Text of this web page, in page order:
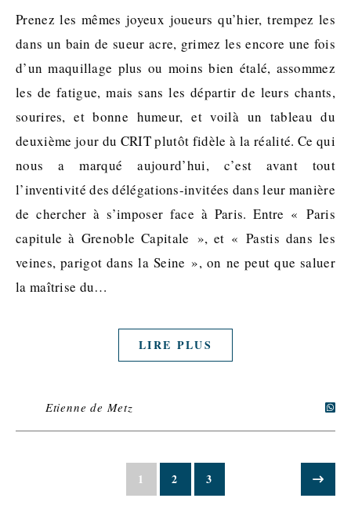
Prenez les mêmes joyeux joueurs qu’hier, trempez les
dans un bain de sueur acre, grimez les encore une fois
d’un maquillage plus ou moins bien étalé, assommez
les de fatigue, mais sans les départir de leurs chants,
sourires, et bonne humeur, et voilà un tableau du
deuxième jour du CRIT plutôt fidèle à la réalité. Ce qui
nous a marqué aujourd’hui, c’est avant tout
l’inventivité des délégations-invitées dans leur manière
de chercher à s’imposer face à Paris. Entre « Paris
capitule à Grenoble Capitale », et « Pastis dans les
veines, parigot dans la Seine », on ne peut que saluer
la maîtrise du…
LIRE PLUS
Etienne de Metz
1 2 3